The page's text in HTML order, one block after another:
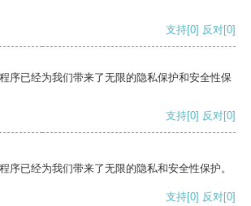
支持[0] 反对[0]
序已经为我们带来了无限的隐私保护和安全性保
支持[0] 反对[0]
序已经为我们带来了无限的隐私和安全性保护。
支持[0] 反对[0]